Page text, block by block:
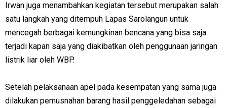
Irwan juga menambahkan kegiatan tersebut merupakan salah
satu langkah yang ditempuh Lapas Sarolangun untuk
mencegah berbagai kemungkinan bencana yang bisa saja
terjadi kapan saja yang diakibatkan oleh penggunaan jaringan
listrik liar oleh WBP.
Setelah pelaksanaan apel pada kesempatan yang sama juga
dilakukan pemusnahan barang hasil penggeledahan sebagai